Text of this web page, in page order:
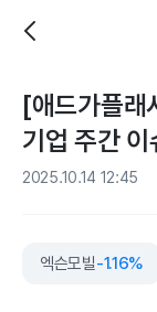
[애드가플래
기업 주간
2025.10.14 12:45
엑슨모빌-1.16%